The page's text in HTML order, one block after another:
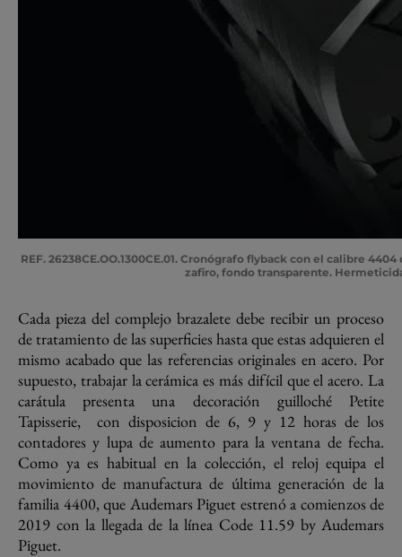
REF. 26238CE.OO.1300CE.01. Cronógrafo flyback con el calibre 4404
zafiro, fondo transparente.
Cada pieza del complejo brazalete debe recibir un proceso
de tratamiento de las superficies hasta que estas adquieren el
mismo acabado que las referencias originales en acero. Por
supuesto, trabajar la cerámica es más difícil que el acero. La
carátula presenta una decoración guilloché Petite
Tapisserie, con disposicion de 6, 9 y 12 horas de los
contadores y lupa de aumento para la ventana de fecha.
Como ya es habitual en la colección, el reloj equipa el
movimiento de manufactura de última generación de la
familia 4400, que Audemars Piguet estrenó a comienzos de
2019 con la llegada de la línea Code 11.59 by Audemars
Piguet.